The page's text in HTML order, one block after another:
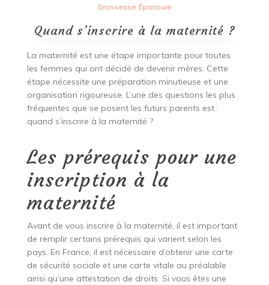
Grossesse Épanouie
Quand s’inscrire à la maternité ?
La maternité est une étape importante pour toutes
les femmes qui ont décidé de devenir mères. Cette
étape nécessite une préparation minutieuse et une
organisation rigoureuse. L’une des questions les plus
fréquentes que se posent les futurs parents est :
quand s’inscrire à la maternité ?
Les prérequis pour une
inscription à la
maternité
Avant de vous inscrire à la maternité, il est important
de remplir certains prérequis qui varient selon les
pays. En France, il est nécessaire d’obtenir une carte
de sécurité sociale et une carte vitale au préalable
ainsi qu’une attestation de droits. Si vous êtes une